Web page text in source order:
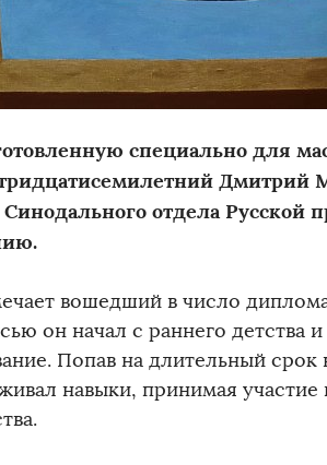
специально для
Дмитрий
отдела Русской
вошедший в число
он начал с раннего детства
Попав на длительный
навыки, принимая участие